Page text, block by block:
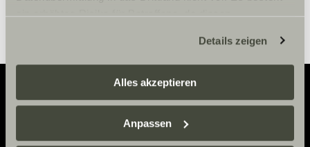
ein erhöhtes Risiko für Betroffene, da diesen
zustehen. Eingesetzte Dienstleister können Daten für
eigene Zwecke verarbeiten und mit anderen Daten
zusammenführen. Weitere Informationen finden Sie hier:
Datenschutzerklärung
einzelne Cookies/Dienste in den Einstellungen aus,
Details zeigen
Alles akzeptieren
Anpassen
Adventure